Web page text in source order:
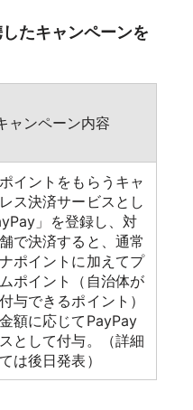
たキャンペーンを
ャンペーン内容
イントをもらうキャ
ス決済サービスとし
」を登録し、対
で決済すると、通常
ポイントに加えてプ
ポイント（自治体が
与できるポイント）
額に応じてPayPay
として付与。（詳細
は後日発表）